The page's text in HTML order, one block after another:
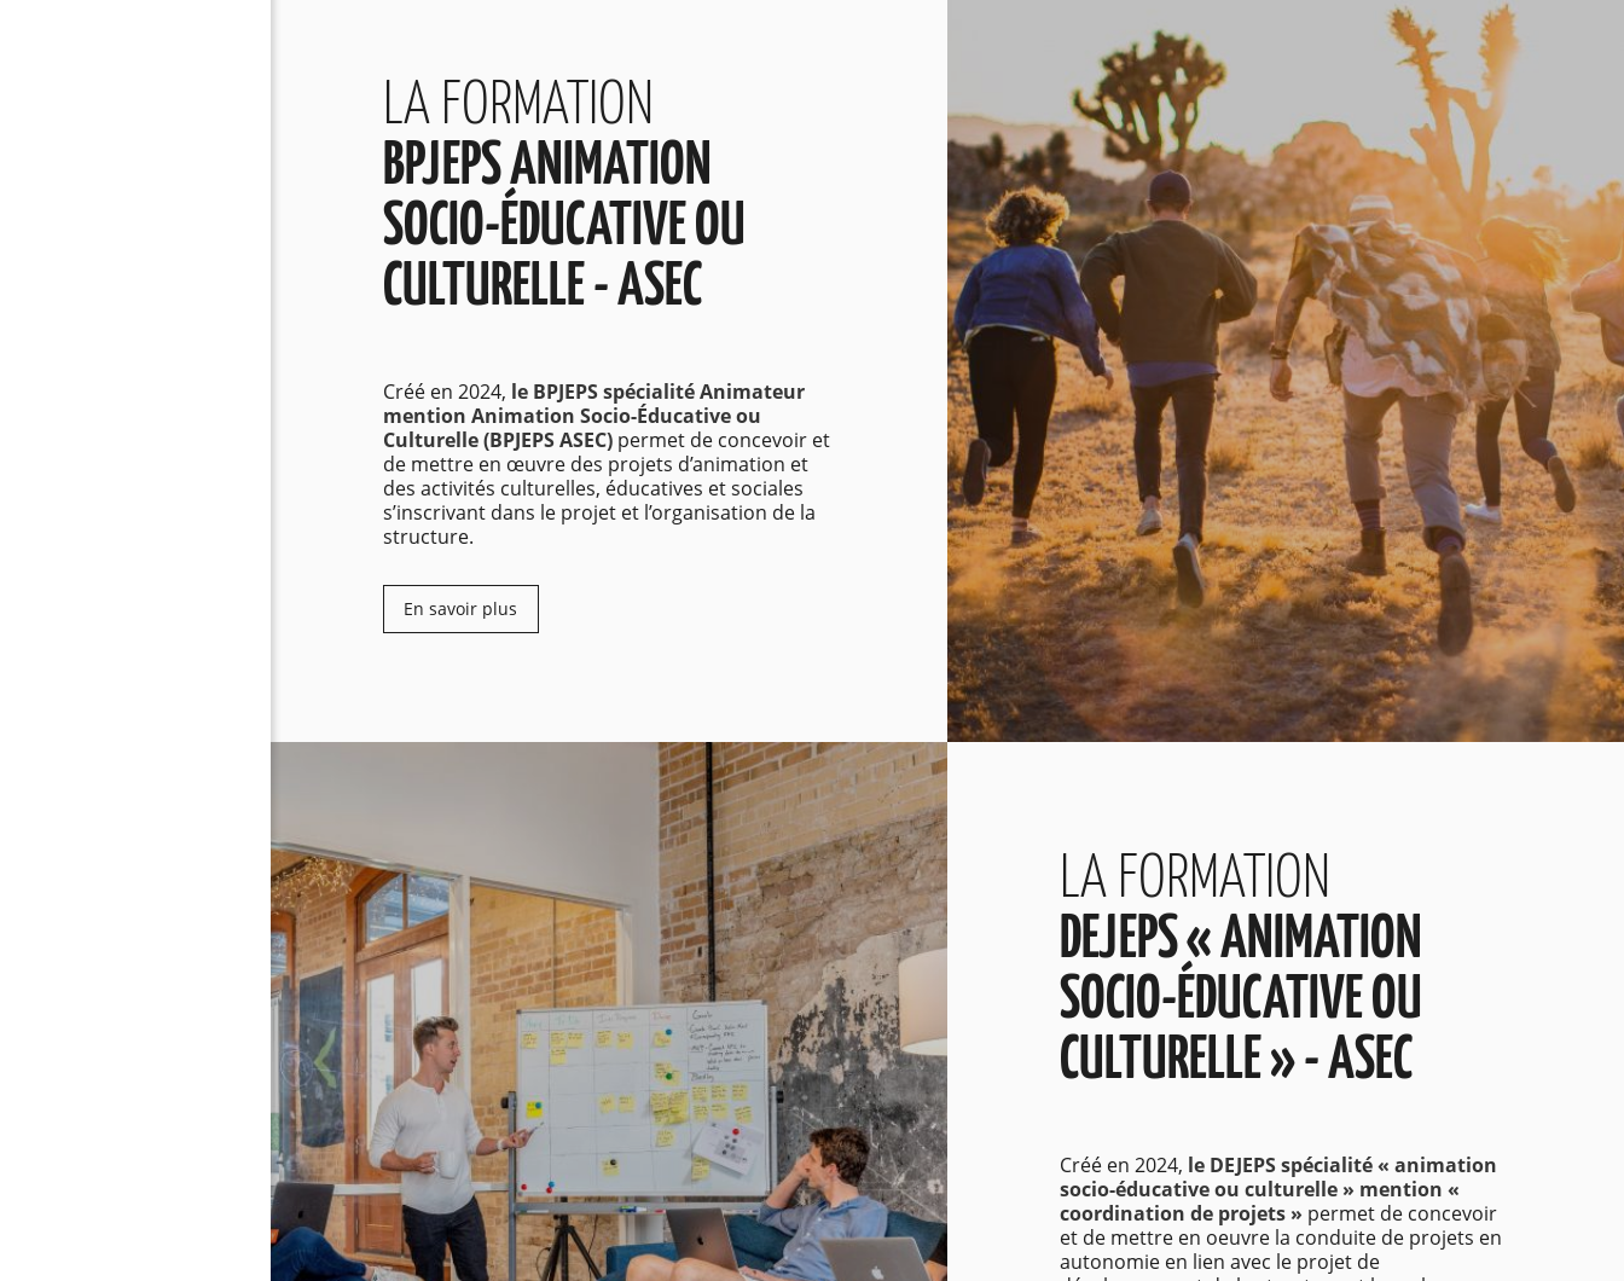
LA FORMATION
BPJEPS ANIMATION
SOCIO-ÉDUCATIVE OU
CULTURELLE - ASEC
Créé en 2024, le BPJEPS spécialité Animateur
mention Animation Socio-Éducative ou
Culturelle (BPJEPS ASEC) permet de concevoir et
de mettre en œuvre des projets d’animation et
des activités culturelles, éducatives et sociales
s’inscrivant dans le projet et l’organisation de la
structure.
En savoir plus
LA FORMATION
DEJEPS « ANIMATION
SOCIO-ÉDUCATIVE OU
CULTURELLE » - ASEC
Créé en 2024, le DEJEPS spécialité « animation
socio-éducative ou culturelle » mention «
coordination de projets » permet de concevoir
et de mettre en oeuvre la conduite de projets en
autonomie en lien avec le projet de